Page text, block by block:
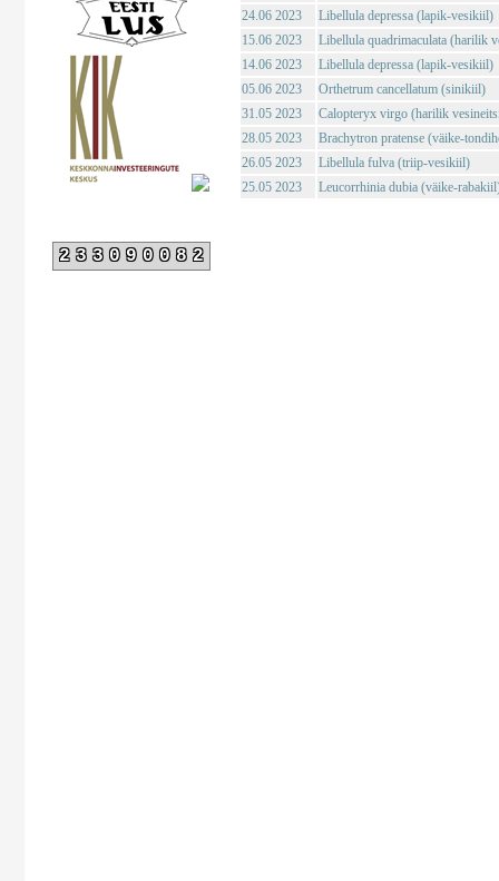
233090082
24.06 2023
Libellula depressa (lapik-vesikiil)
15.06 2023
Libellula quadrimaculata (harilik
14.06 2023
Libellula depressa (lapik-vesikiil)
05.06 2023
Orthetrum cancellatum (sinikiil)
31.05 2023
Calopteryx virgo (harilik
28.05 2023
Brachytron pratense (väike-
26.05 2023
Libellula fulva (triip-vesikiil)
25.05 2023
Leucorrhinia dubia (väike-